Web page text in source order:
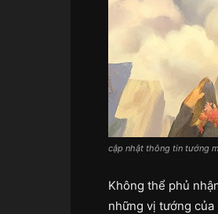
cập nhật thông tin tướng
Không thể phủ
những vị tướng